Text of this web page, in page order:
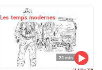
24 min
Les temps modernes